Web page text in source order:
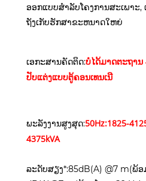
ອອກແບບສໍາລັບໂຄງການສະເພາະ
ຖັງເກັບຮັກສາຂະຫນາດໃຫຍ່
ເອກະສານຄັດຕິດ:ບໍ່ໄດ້ມາດຕະຖານ
ປັບແຕ່ງແບບຕູ້ຄອນເທນເນີ
ພະລັງງານສູງສຸດ:50Hz:1825-
4375kVA
ລະດັບສຽງ*:85dB(A) @7 m(ພ້ອ